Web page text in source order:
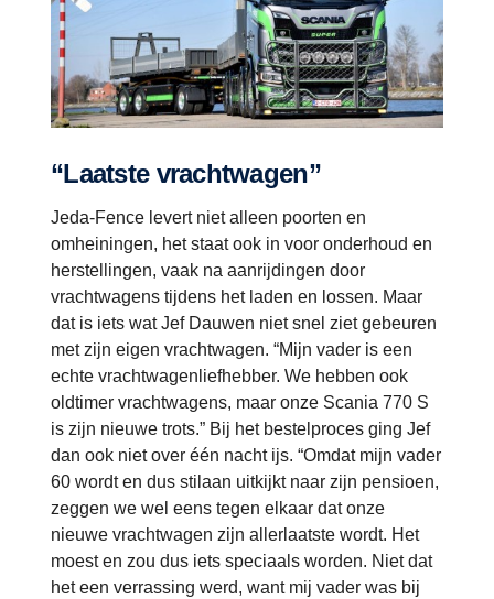
“Laatste vrachtwagen”
Jeda-Fence levert niet alleen poorten en
omheiningen, het staat ook in voor onderhoud en
herstellingen, vaak na aanrijdingen door
vrachtwagens tijdens het laden en lossen. Maar
dat is iets wat Jef Dauwen niet snel ziet gebeuren
met zijn eigen vrachtwagen. “Mijn vader is een
echte vrachtwagenliefhebber. We hebben ook
oldtimer vrachtwagens, maar onze Scania 770 S
is zijn nieuwe trots.” Bij het bestelproces ging Jef
dan ook niet over één nacht ijs. “Omdat mijn vader
60 wordt en dus stilaan uitkijkt naar zijn pensioen,
zeggen we wel eens tegen elkaar dat onze
nieuwe vrachtwagen zijn allerlaatste wordt. Het
moest en zou dus iets speciaals worden. Niet dat
het een verrassing werd, want mij vader was bij